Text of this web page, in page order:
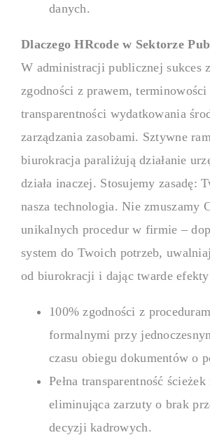
danych.
Dlaczego HRcode w Sektorze
W administracji publicznej sukces
zgodności z prawem, terminowości
transparentności wydatkowania
zarządzania zasobami. Sztywne
biurokracja paraliżują działanie
działa inaczej. Stosujemy zasadę:
nasza technologia. Nie zmuszamy
unikalnych procedur w firmie –
system do Twoich potrzeb,
od biurokracji i dając twarde
100% zgodności z
formalnymi przy
czasu obiegu dokumentów o
Pełna transparentność
eliminująca zarzuty o brak
decyzji kadrowych.